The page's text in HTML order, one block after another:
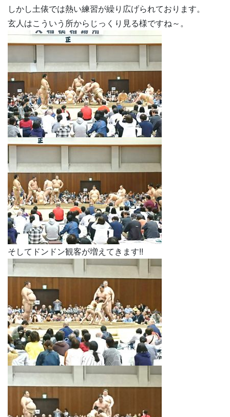
しかし土俵では熱い練習が繰り広げられております。
玄人はこういう所からじっくり見る様ですね～。
そしてドンドン観客が増えてきます!!